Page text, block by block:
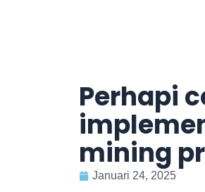
Perhapi
mining
Januari 24, 2025